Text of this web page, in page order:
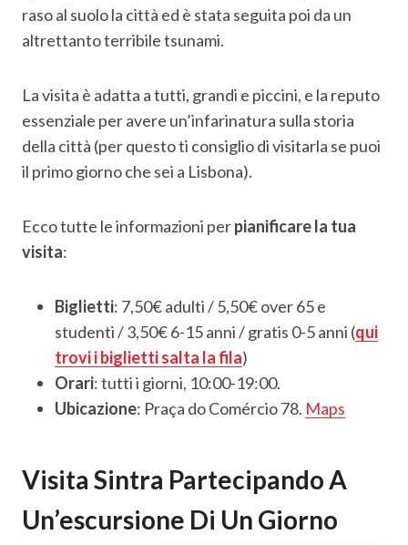
raso al suolo la città ed è stata seguita poi da un
altrettanto terribile tsunami.
La visita è adatta a tutti, grandi e piccini, e la reputo
essenziale per avere un’infarinatura sulla storia
della città (per questo ti consiglio di visitarla se puoi
il primo giorno che sei a Lisbona).
Ecco tutte le informazioni perpianificare la tua
visita:
Biglietti: 7,50€ adulti / 5,50€ over 65 e
studenti / 3,50€ 6-15 anni / gratis 0-5 anni (qui
trovi i biglietti salta la fila)
Orari: tutti i giorni, 10:00-19:00.
Ubicazione: Praça do Comércio 78. Maps
Visita Sintra Partecipando A
Un’escursione Di Un Giorno